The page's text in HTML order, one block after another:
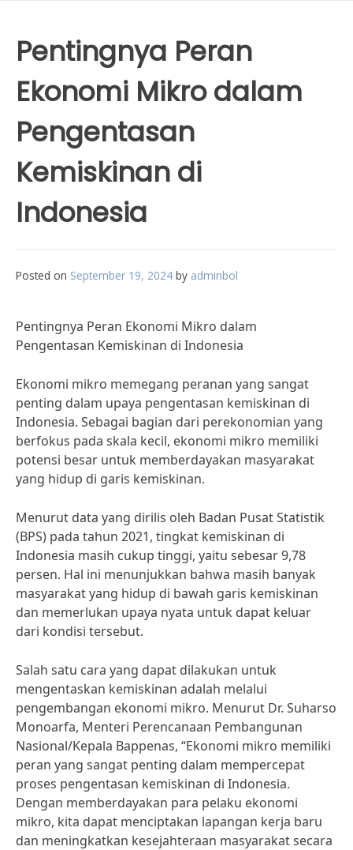
Pentingnya Peran
Ekonomi Mikro dalam
Pengentasan
Kemiskinan di
Indonesia
Posted on September 19, 2024 by adminbol
Pentingnya Peran Ekonomi Mikro dalam
Pengentasan Kemiskinan di Indonesia
Ekonomi mikro memegang peranan yang sangat
penting dalam upaya pengentasan kemiskinan di
Indonesia. Sebagai bagian dari perekonomian yang
berfokus pada skala kecil, ekonomi mikro memiliki
potensi besar untuk memberdayakan masyarakat
yang hidup di garis kemiskinan.
Menurut data yang dirilis oleh Badan Pusat Statistik
(BPS) pada tahun 2021, tingkat kemiskinan di
Indonesia masih cukup tinggi, yaitu sebesar 9,78
persen. Hal ini menunjukkan bahwa masih banyak
masyarakat yang hidup di bawah garis kemiskinan
dan memerlukan upaya nyata untuk dapat keluar
dari kondisi tersebut.
Salah satu cara yang dapat dilakukan untuk
mengentaskan kemiskinan adalah melalui
pengembangan ekonomi mikro. Menurut Dr. Suharso
Monoarfa, Menteri Perencanaan Pembangunan
Nasional/Kepala Bappenas, “Ekonomi mikro memiliki
peran yang sangat penting dalam mempercepat
proses pengentasan kemiskinan di Indonesia.
Dengan memberdayakan para pelaku ekonomi
mikro, kita dapat menciptakan lapangan kerja baru
dan meningkatkan kesejahteraan masyarakat secara